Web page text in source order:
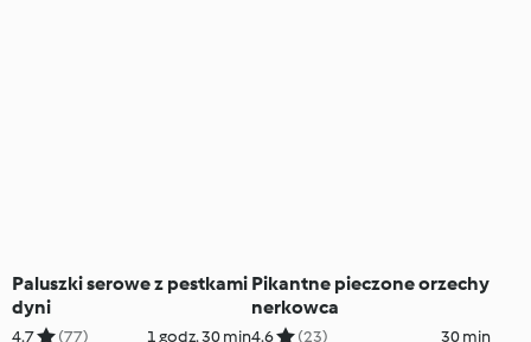
Paluszki serowe z pestkami
dyni
4.7 (77) 1 godz. 30 min
Pikantne pieczone orzechy
nerkowca
4.6 (23) 30 min